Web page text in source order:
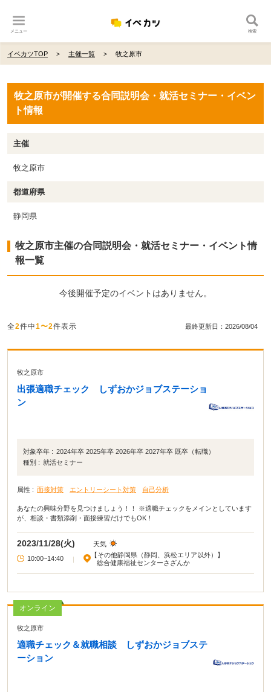
メニュー 検索
イベカツTOP 主催一覧 牧之原市
牧之原市が開催する合同説明会・就活セミナー・イベン
ト情報
主催
牧之原市
都道府県
静岡県
牧之原市主催の合同説明会・就活セミナー・イベント情
報一覧
今後開催予定のイベントはありません。
全2件中1〜2件表示 最終更新日：2026/08/04
牧之原市
出張適職チェック しずおかジョブステーショ
ン
対象卒年 : 2024年卒 2025年卒 2026年卒 2027年卒 既卒（転職）
種別 : 就活セミナー
属性 : 面接対策 エントリーシート対策 自己分析
あなたの興味分野を見つけましょう！！ ※適職チェックをメインとしています
が、相談・書類添削・面接練習だけでもOK！
2023/11/28(火)
天気
10:00~14:40
|
【その他静岡県（静岡、浜松エリア以外）】
総合健康福祉センターさざんか
オンライン
牧之原市
適職チェック＆就職相談 しずおかジョブステ
ーション